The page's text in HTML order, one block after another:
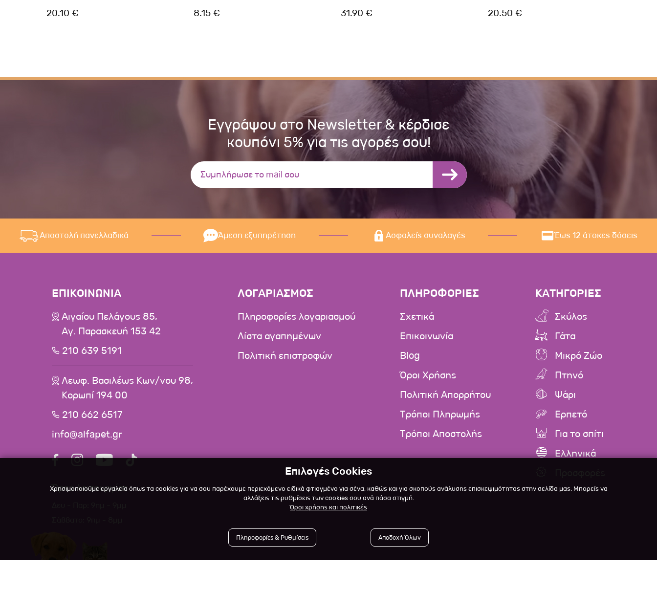
20.10 € 8.15 €
31.90 €
20.50 €
Εγγράψου στο Newsletter & κέρδισε
κουπόνι 5% για τις αγορές σου!
Αποστολή πανελλαδικά Άμεση εξυπηρέτηση Ασφαλείς συναλαγές Έως 12 άτοκες δόσεις
ΕΠΙΚΟΙΝΩΝΙΑ
Αιγαίου Πελάγους 85,
Αγ. Παρασκευή 153 42
210 639 5191
Λεωφ. Βασιλέως Κων/νου 98,
Κορωπί 194 00
210 662 6517
info@alfapet.gr
Ώρες λειτουργίας
ΛΟΓΑΡΙΑΣΜΟΣ
Πληροφορίες λογαριασμού
Λίστα αγαπημένων
Πολιτική επιστροφών
ΠΛΗΡΟΦΟΡΙΕΣ
Σχετικά
Επικοινωνία
Blog
Όροι Χρήσης
Πολιτική Απορρήτου
Τρόποι Πληρωμής
Τρόποι Αποστολής
ΚΑΤΗΓΟΡΙΕΣ
Σκύλος
Γάτα
Μικρό Ζώο
Πτηνό
Ψάρι
Ερπετό
Για το σπίτι
Ελληνικά
Επιλογές Cookies
Χρησιμοποιούμε εργαλεία όπως τα cookies για να σου παρέχουμε περιεχόμενο ειδικά φτιαγμένο για σένα, καθώς και για σκοπούς ανάλυσης επισκεψιμότητας στην σελίδα μας. Μπορείς να
αλλάξεις τις ρυθμίσεις των cookies σου ανά πάσα στιγμή.
Όροι χρήσης και πολιτικές
Πληροφορίες & Ρυθμίσεις Αποδοχή Όλων